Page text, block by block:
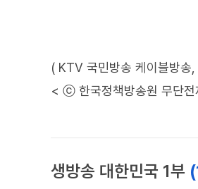
( KTV 국민방송 케이블방송
< ⓒ 한국정책방송원 무단전
생방송 대한민국 1부